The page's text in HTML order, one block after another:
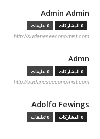
Admin Admin
0 المشاركات 0 تعليقات
http://sudaneseeconomist.com
Admn
0 المشاركات 0 تعليقات
http://sudaneseeconomist.com
Adolfo Fewings
0 المشاركات 0 تعليقات